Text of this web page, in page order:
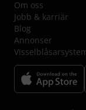
Om oss
Jobb & karriär
Blog
Annonser